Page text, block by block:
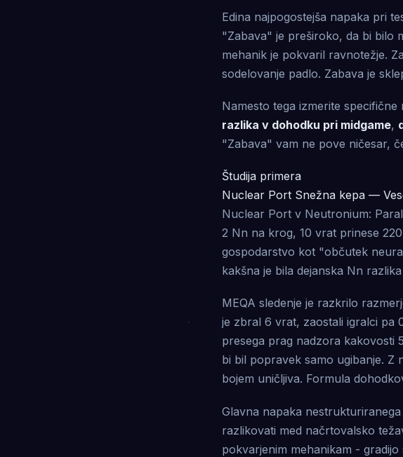
Edina najpogostejša napaka pri
"Zabava" je preširoko, da bi bilo
mehanik je pokvaril ravnotežje.
sodelovanje padlo. Zabava je
Namesto tega izmerite specifične
razlika v dohodku pri midgame,
"Zabava" vam ne pove ničesar,
Študija primera
Nuclear Port Snežna kepa —
Nuclear Port v Neutronium:
2 Nn na krog, 10 vrat prinese
gospodarstvo kot "občutek
kakšna je bila dejanska Nn
MEQA sledenje je razkrilo
je zbral 6 vrat, zaostali igralci pa
presega prag nadzora kakovosti
bi bil popravek samo ugibanje. Z
bojem uničljiva. Formula
Glavna napaka
razlikovati med načrtovalsko
pokvarjenim mehanikam -